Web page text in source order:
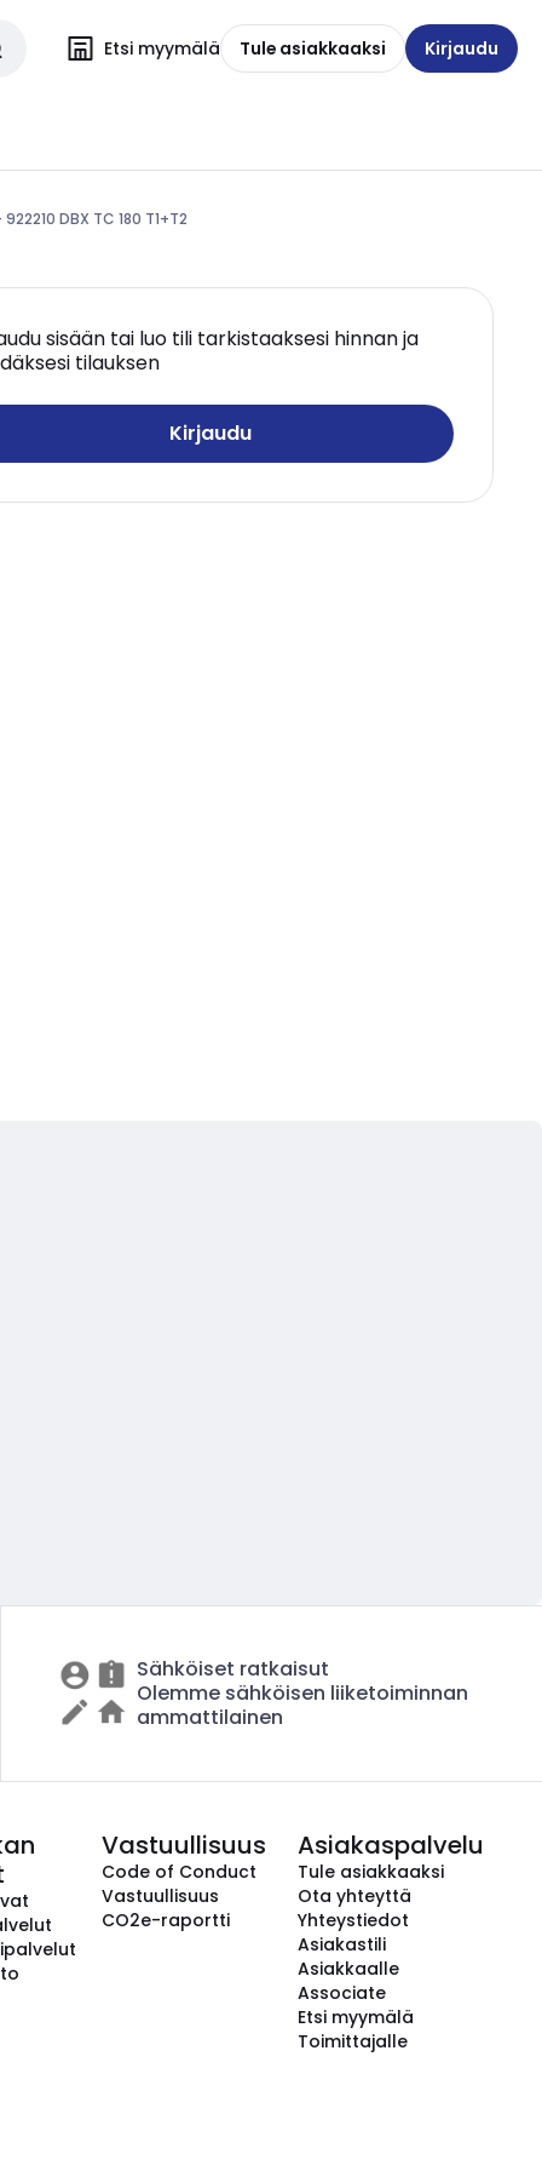
Etsi myymälä Tule asiakkaaksi Kirjaudu
DBX TC 180 T1+T2
sisään tai luo tili tarkistaaksesi hinnan ja
tilauksen
Kirjaudu
Sähköiset ratkaisut
Olemme sähköisen liiketoiminnan
ammattilainen
Vastuullisuus
Code of Conduct
Vastuullisuus
CO2e-raportti
Asiakaspalvelu
Tule asiakkaaksi
Ota yhteyttä
Yhteystiedot
Asiakastili
Asiakkaalle
Associate
Etsi myymälä
Toimittajalle